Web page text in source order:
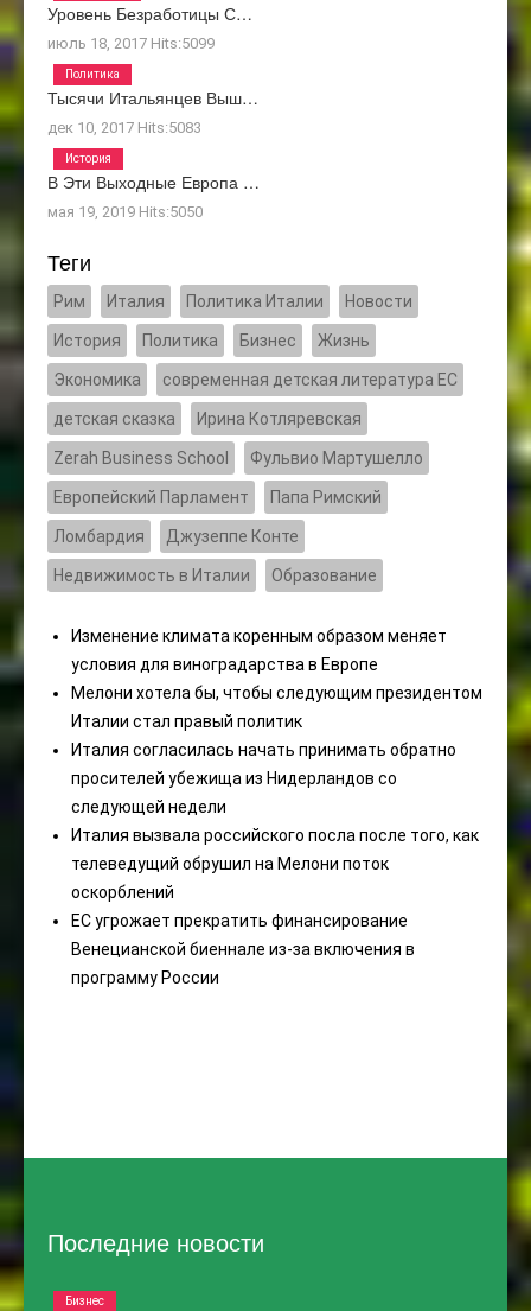
Уровень Безработицы С…
июль 18, 2017 Hits:5099
Тысячи Итальянцев Выш…
дек 10, 2017 Hits:5083
Политика
В Эти Выходные Европа …
мая 19, 2019 Hits:5050
История
Теги
Рим Италия Политика Италии Новости
История Политика Бизнес Жизнь
Экономика современная детская литература ЕС
детская сказка Ирина Котляревская
Zerah Business School Фульвио Мартушелло
Европейский Парламент Папа Римский
Ломбардия Джузеппе Конте
Недвижимость в Италии Образование
Изменение климата коренным образом меняет
условия для виноградарства в Европе
Мелони хотела бы, чтобы следующим президентом
Италии стал правый политик
Италия согласилась начать принимать обратно
просителей убежища из Нидерландов со
следующей недели
Италия вызвала российского посла после того, как
телеведущий обрушил на Мелони поток
оскорблений
ЕС угрожает прекратить финансирование
Венецианской биеннале из-за включения в
программу России
Последние новости
Бизнес